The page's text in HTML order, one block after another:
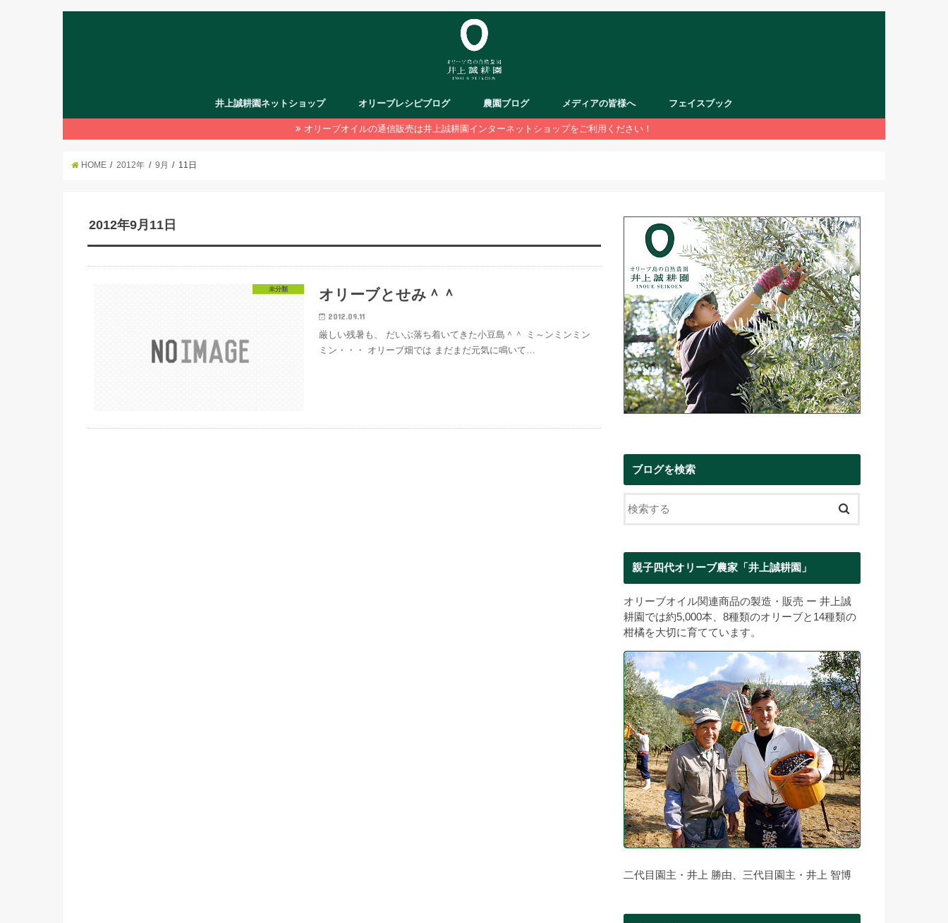
井上誠耕園ネットショップ オリーブレシピブログ 農園ブログ メディアの皆様へ フェイスブック
オリーブオイルの通信販売は井上誠耕園インターネットショップをご利用ください！
HOME 2012年 9月 11日
2012年9月11日
未分類 オリーブとせみ＾＾
2012.09.11
厳しい残暑も、 だいぶ落ち着いてきた小豆島＾＾ ミ～ンミンミン
ミン・・・ オリーブ畑では まだまだ元気に鳴いて…
ブログを検索
親子四代オリーブ農家「井上誠耕園」
オリーブオイル関連商品の製造・販売 ー 井上誠
耕園では約5,000本、8種類のオリーブと14種類の
柑橘を大切に育てています。
二代目園主・井上 勝由、三代目園主・井上 智博